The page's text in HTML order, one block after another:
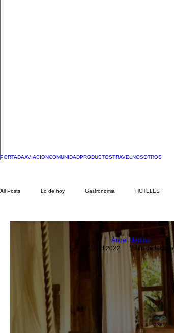
PORTADAAVIACIONCOMUNIDADPRODUCTOSTRAVEL NOSOTROS
All Posts Lo de hoy Gastronomia HOTELES
Angel Medina
11 oct 2022
1 min de lectura